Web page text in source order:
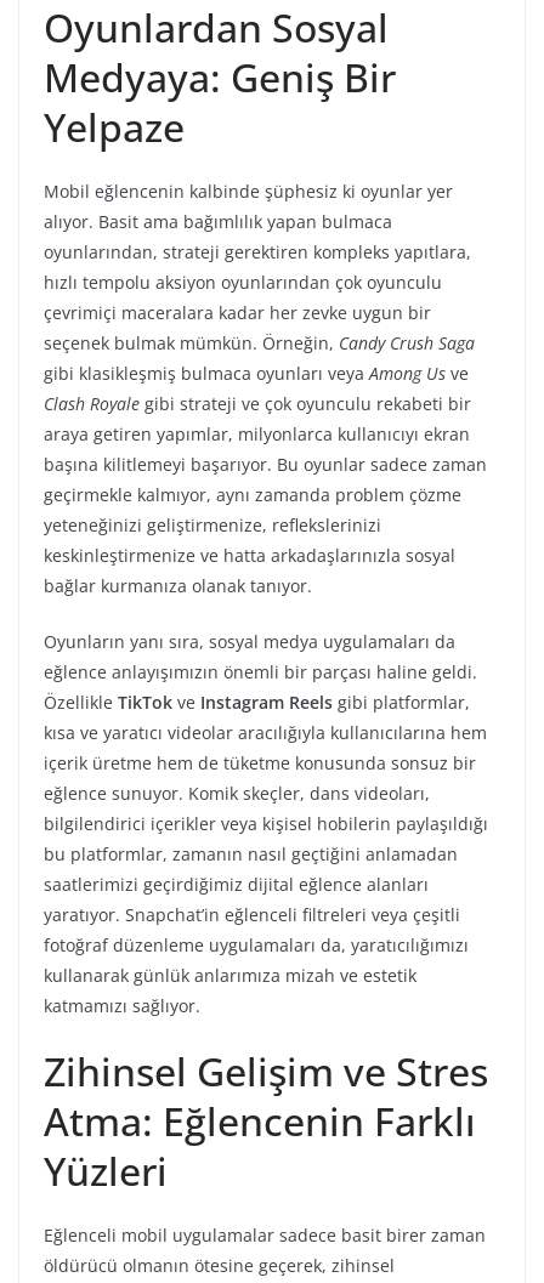
Oyunlardan Sosyal
Medyaya: Geniş Bir
Yelpaze
Mobil eğlencenin kalbinde şüphesiz ki oyunlar yer
alıyor. Basit ama bağımlılık yapan bulmaca
oyunlarından, strateji gerektiren kompleks yapıtlara,
hızlı tempolu aksiyon oyunlarından çok oyunculu
çevrimiçi maceralara kadar her zevke uygun bir
seçenek bulmak mümkün. Örneğin, Candy Crush Saga
gibi klasikleşmiş bulmaca oyunları veyaAmong Us ve
Clash Royale gibi strateji ve çok oyunculu rekabeti bir
araya getiren yapımlar, milyonlarca kullanıcıyı ekran
başına kilitlemeyi başarıyor. Bu oyunlar sadece zaman
geçirmekle kalmıyor, aynı zamanda problem çözme
yeteneğinizi geliştirmenize, reflekslerinizi
keskinleştirmenize ve hatta arkadaşlarınızla sosyal
bağlar kurmanıza olanak tanıyor.
Oyunların yanı sıra, sosyal medya uygulamaları da
eğlence anlayışımızın önemli bir parçası haline geldi.
Özellikle TikTok ve Instagram Reels gibi platformlar,
kısa ve yaratıcı videolar aracılığıyla kullanıcılarına hem
içerik üretme hem de tüketme konusunda sonsuz bir
eğlence sunuyor. Komik skeçler, dans videoları,
bilgilendirici içerikler veya kişisel hobilerin paylaşıldığı
bu platformlar, zamanın nasıl geçtiğini anlamadan
saatlerimizi geçirdiğimiz dijital eğlence alanları
yaratıyor. Snapchat’in eğlenceli filtreleri veya çeşitli
fotoğraf düzenleme uygulamaları da, yaratıcılığımızı
kullanarak günlük anlarımıza mizah ve estetik
katmamızı sağlıyor.
Zihinsel Gelişim ve Stres
Atma: Eğlencenin Farklı
Yüzleri
Eğlenceli mobil uygulamalar sadece basit birer zaman
öldürücü olmanın ötesine geçerek, zihinsel